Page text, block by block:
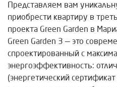
Представляем вам
приобрести квартиру в
проекта Green Garden в
Green Garden 3 — это
спроектированный с
энергоэффективность:
(энергетический